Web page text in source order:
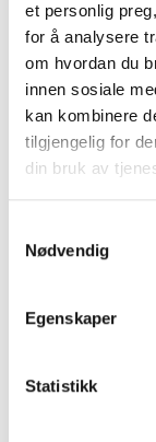
et personlig
for å analysere
om hvordan du
innen sosiale
kan kombinere
tilgjengelig for
din bruk av
Nødvendig
Egenskaper
Statistikk